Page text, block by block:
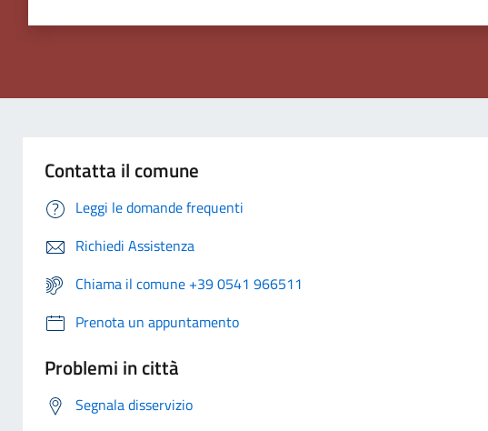
Contatta il comune
Leggi le domande frequenti
Richiedi Assistenza
Chiama il comune +39 0541 966511
Prenota un appuntamento
Problemi in città
Segnala disservizio